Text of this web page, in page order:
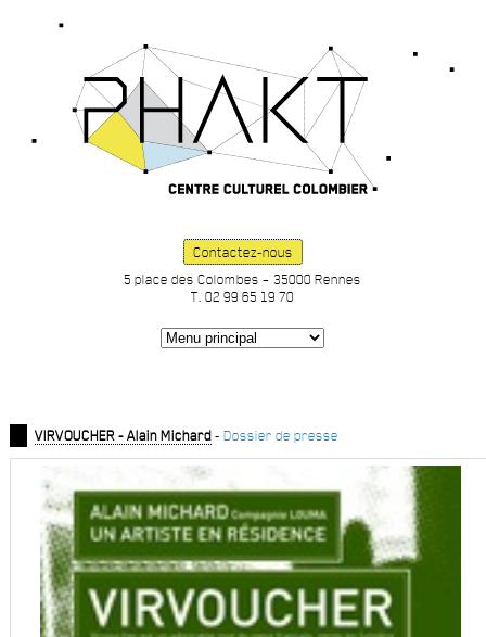
Contactez-nous
5 place des Colombes – 35000 Rennes
T. 02 99 65 19 70
VIRVOUCHER - Alain Michard- Dossier de presse